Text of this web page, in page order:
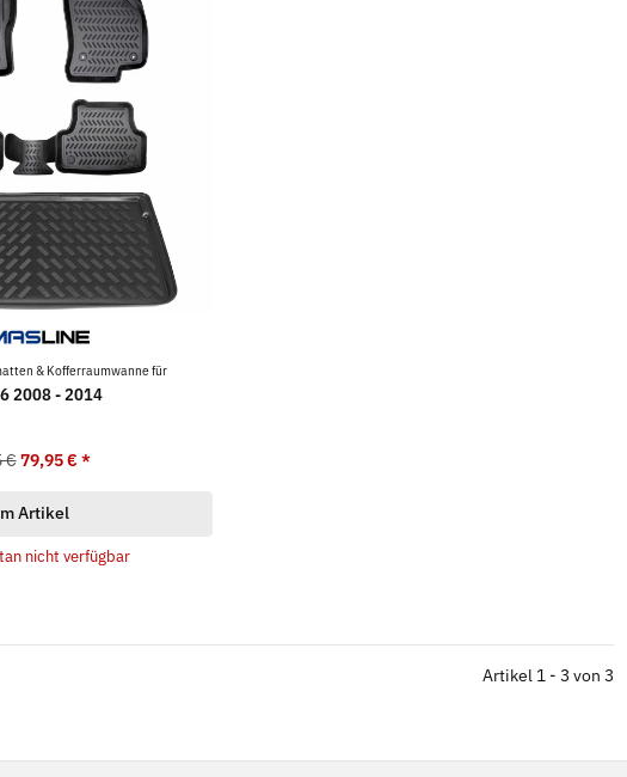
& Kofferraumwanne für
2008 - 2014
€ 79,95 €*
Artikel
nicht verfügbar
Artikel 1 - 3 von 3